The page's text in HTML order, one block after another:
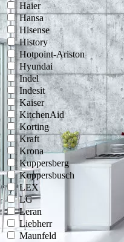
Haier
Hansa
Hisense
History
Hotpoint-Ariston
Hyundai
Indel
Indesit
Kaiser
KitchenAid
Korting
Kraft
Krona
Kuppersberg
Kuppersbusch
LEX
LG
Leran
Liebherr
Maunfeld